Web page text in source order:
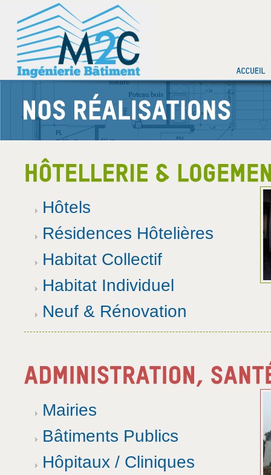
Hôtels
Résidences Hôtelières
Habitat Collectif
Habitat Individuel
Neuf & Rénovation
Mairies
Bâtiments Publics
Hôpitaux / Cliniques